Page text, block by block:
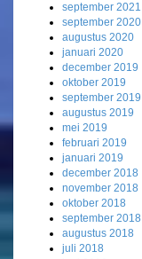
september 2021
september 2020
augustus 2020
januari 2020
december 2019
oktober 2019
september 2019
augustus 2019
mei 2019
februari 2019
januari 2019
december 2018
november 2018
oktober 2018
september 2018
augustus 2018
juli 2018